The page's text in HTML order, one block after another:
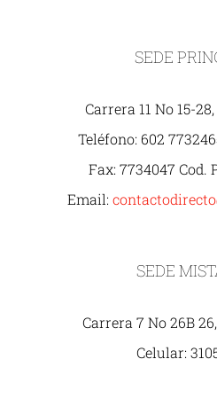
SEDE
Carrera 11 No 15-
Teléfono: 602
Fax: 7734047 Cod.
Email:
SEDE
Carrera 7 No 26B
Celular: